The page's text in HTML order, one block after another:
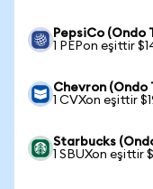
PepsiCo (Ondo
1 PEPon eşittir
Chevron (Ondo
1 CVXon eşittir
Starbucks
1 SBUXon eşittir